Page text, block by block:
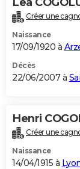
Créer une
Naissance
17/09/1920 à
Décès
22/06/2007 à
Henri
Créer une
Naissance
14/04/1915 à